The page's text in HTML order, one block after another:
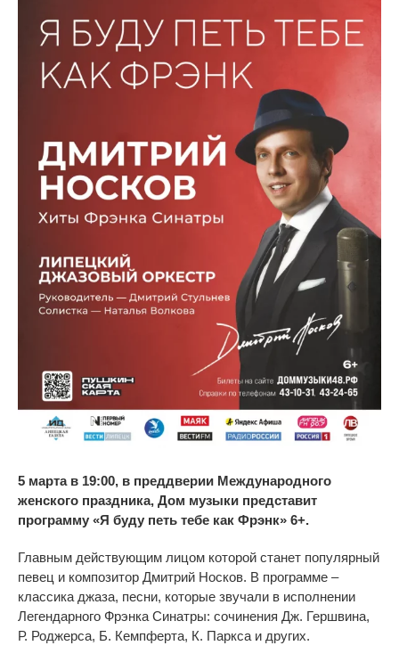
5 марта в 19:00, в преддверии Международного
женского праздника, Дом музыки представит
программу «Я буду петь тебе как Фрэнк» 6+.
Главным действующим лицом которой станет популярный
певец и композитор Дмитрий Носков. В программе –
классика джаза, песни, которые звучали в исполнении
Легендарного Фрэнка Синатры: сочинения Дж. Гершвина,
Р. Роджерса, Б. Кемпферта, К. Паркса и других.